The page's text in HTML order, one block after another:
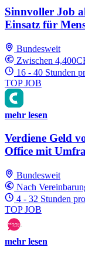
Sinnvoller Job
Einsatz für
Bundesweit
Zwischen
16 - 40 Stunden
TOP JOB
mehr lesen
Verdiene Geld
Office mit
Bundesweit
Nach
4 - 32 Stunden
TOP JOB
mehr lesen